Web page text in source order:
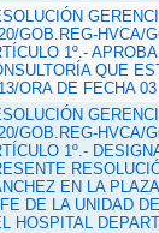
GOB.REG-HVCA/
1º.-
QUE
ORA DE FECHA
GOB.REG-HVCA/
1º.-
EN LA
DE LA UNIDAD
HOSPITAL